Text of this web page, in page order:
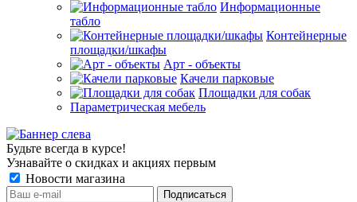
Информационные
табло
Контейнерные
площадки/шкафы
Арт - объекты
Качели парковые
Площадки для собак
Параметрическая мебель
Будьте всегда в курсе!
Узнавайте о скидках и акциях первым
Новости магазина